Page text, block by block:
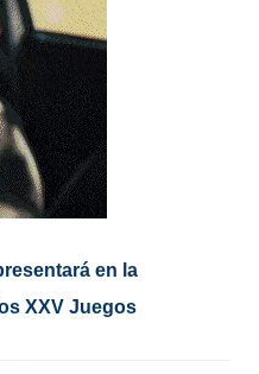
en la
XXV Juegos